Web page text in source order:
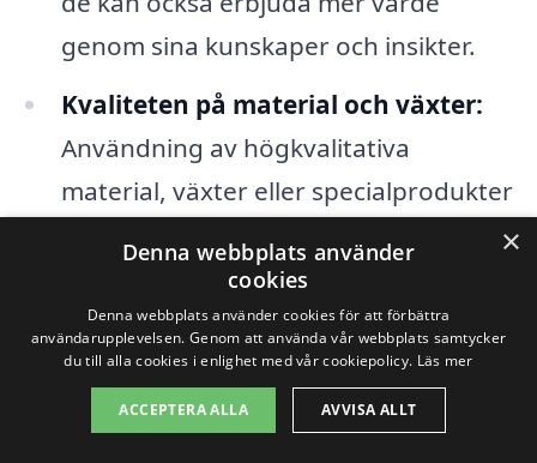
genom sina kunskaper och insikter.
Kvaliteten på material och växter:
Användning av högkvalitativa
material, växter eller specialprodukter
kan påverka det totala priset. Att välja
hållbara och väderbeständiga
material kan dock spara pengar på
lång sikt.
Geografiskt läge:
Kostnaderna kan
×
Denna webbplats använder
cookies
Denna webbplats använder cookies för att förbättra
användarupplevelsen. Genom att använda vår webbplats samtycker
du till alla cookies i enlighet med vår cookiepolicy. Läs mer
ACCEPTERA ALLA AVVISA ALLT